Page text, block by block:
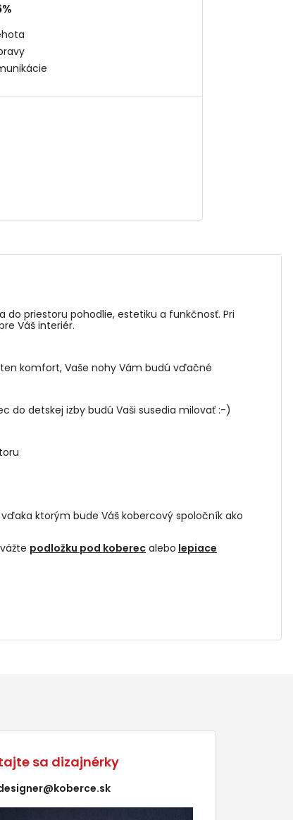
priestoru pohodlie, estetiku a funkčnosť. Pri
Váš interiér.
komfort, Vaše nohy Vám budú vďačné
do detskej izby budú Vaši susedia milovať :-)
vďaka ktorým bude Váš kobercový spoločník ako
podložku pod koberec alebo lepiace
sa dizajnérky